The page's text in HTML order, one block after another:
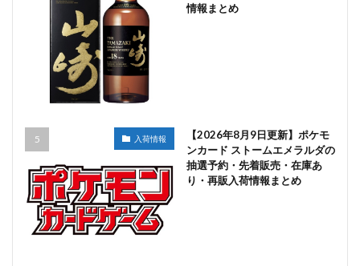
情報まとめ
入荷情報
【2026年8月9日更新】ポケモ
ンカード ストームエメラルダの
抽選予約・先着販売・在庫あ
り・再販入荷情報まとめ